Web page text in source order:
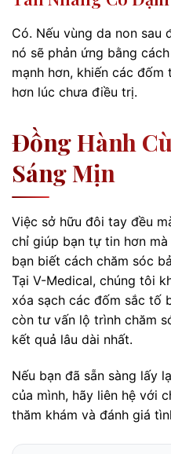
Có. Nếu vùng da non
nó sẽ phản ứng bằng
mạnh hơn, khiến các đốm
hơn lúc chưa điều trị.
Đồng Hành
Sáng Mịn
Việc sở hữu đôi tay đều
chỉ giúp bạn tự tin hơn
bạn biết cách chăm sóc
Tại V-Medical, chúng tôi
xóa sạch các đốm sắc tố
còn tư vấn lộ trình chăm
kết quả lâu dài nhất.
Nếu bạn đã sẵn sàng lấy
của mình, hãy liên hệ với
thăm khám và đánh giá